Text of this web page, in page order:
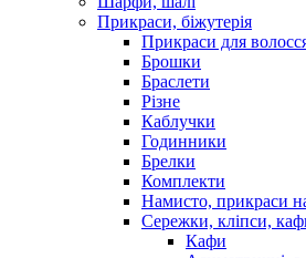
Прикраси, біжутерія
Прикраси для
Брошки
Браслети
Різне
Каблучки
Годинники
Брелки
Комплекти
Намисто, прикраси
Сережки, кліпси,
Кафи